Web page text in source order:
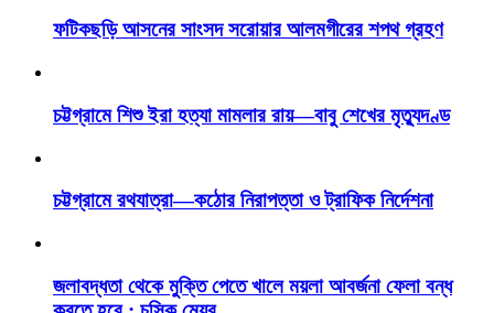
ফটিকছড়ি আসনের সাংসদ সরোয়ার আলমগীরের শপথ গ্রহণ
চট্টগ্রামে শিশু ইরা হত্যা মামলার রায়—বাবু শেখের মৃত্যুদণ্ড
চট্টগ্রামে রথযাত্রা—কঠোর নিরাপত্তা ও ট্রাফিক নির্দেশনা
জলাবদ্ধতা থেকে মুক্তি পেতে খালে ময়লা আবর্জনা ফেলা বন্ধ